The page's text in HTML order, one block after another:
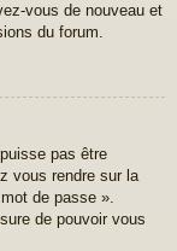
vous de nouveau et
du forum.
pas être
vous rendre sur la
de passe ».
de pouvoir vous